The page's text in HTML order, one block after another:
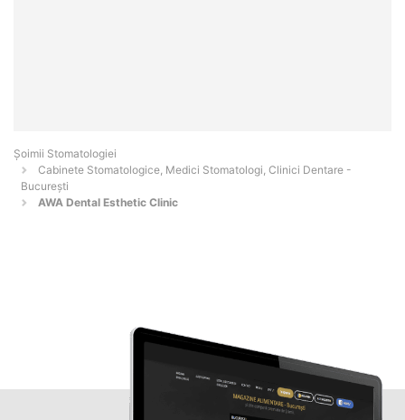
Șoimii Stomatologiei
Cabinete Stomatologice, Medici Stomatologi, Clinici Dentare -
Bucureşti
AWA Dental Esthetic Clinic